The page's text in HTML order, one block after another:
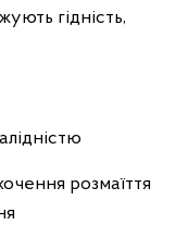
гідність,
розмаїття